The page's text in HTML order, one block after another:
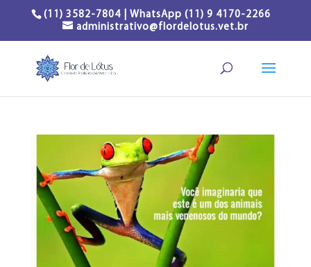
(11) 3582-7804 | WhatsApp (11) 9 4170-2266
administrativo@flordelotus.vet.br